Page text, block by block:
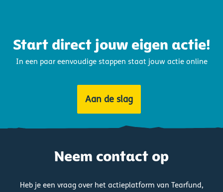
Start direct jouw eigen actie!
In een paar eenvoudige stappen staat jouw actie online
Aan de slag
Neem contact op
Heb je een vraag over het actieplatform van Tearfund,